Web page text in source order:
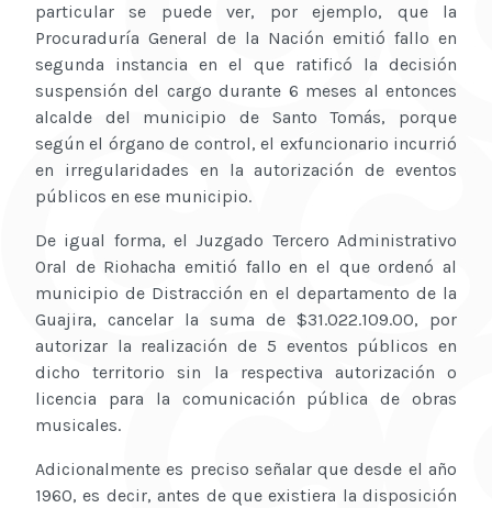
particular se puede ver, por ejemplo, que la
Procuraduría General de la Nación emitió fallo en
segunda instancia en el que ratificó la decisión
suspensión del cargo durante 6 meses al entonces
alcalde del municipio de Santo Tomás, porque
según el órgano de control, el exfuncionario incurrió
en irregularidades en la autorización de eventos
públicos en ese municipio.
De igual forma, el Juzgado Tercero Administrativo
Oral de Riohacha emitió fallo en el que ordenó al
municipio de Distracción en el departamento de la
Guajira, cancelar la suma de $31.022.109.00, por
autorizar la realización de 5 eventos públicos en
dicho territorio sin la respectiva autorización o
licencia para la comunicación pública de obras
musicales.
Adicionalmente es preciso señalar que desde el año
1960, es decir, antes de que existiera la disposición